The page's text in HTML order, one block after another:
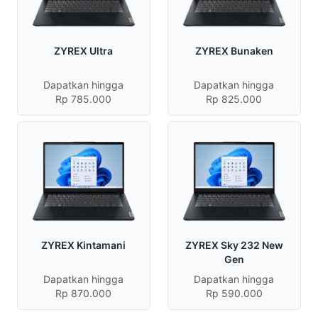
ZYREX Ultra
Dapatkan hingga
Rp 785.000
ZYREX Bunaken
Dapatkan hingga
Rp 825.000
ZYREX Kintamani
Dapatkan hingga
Rp 870.000
ZYREX Sky 232 New
Gen
Dapatkan hingga
Rp 590.000